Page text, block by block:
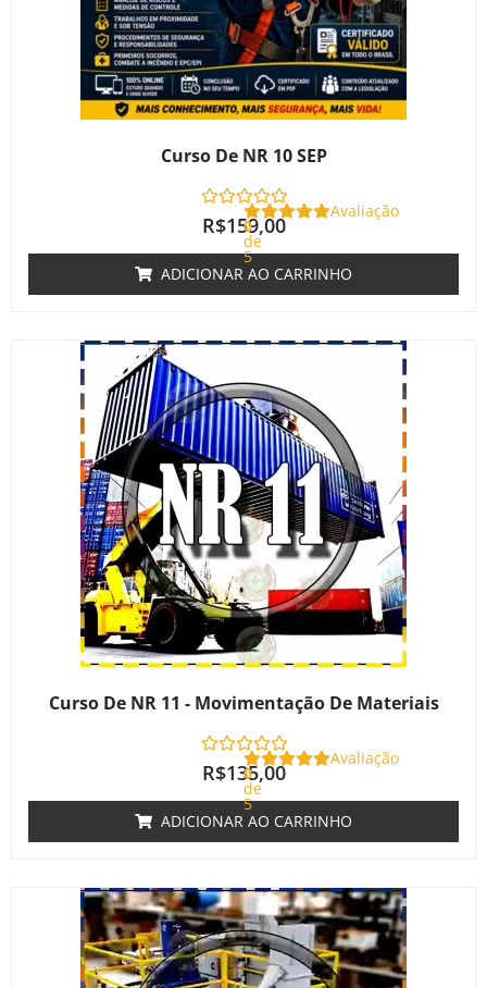
Curso De NR 10 SEP
Avaliação
0
de
5
R$159,00
ADICIONAR AO CARRINHO
Curso De NR 11 - Movimentação De Materiais
Avaliação
0
de
5
R$135,00
ADICIONAR AO CARRINHO